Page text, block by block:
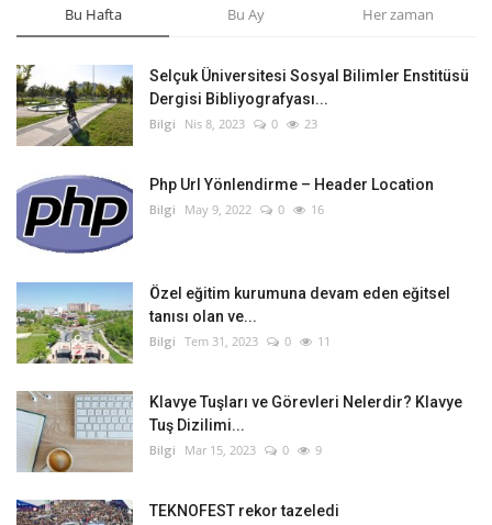
Bu Hafta Bu Ay Her zaman
Selçuk Üniversitesi Sosyal Bilimler Enstitüsü
Dergisi Bibliyografyası...
Bilgi Nis 8, 2023 0 23
Php Url Yönlendirme – Header Location
Bilgi May 9, 2022 0 16
Özel eğitim kurumuna devam eden eğitsel
tanısı olan ve...
Bilgi Tem 31, 2023 0 11
Klavye Tuşları ve Görevleri Nelerdir? Klavye
Tuş Dizilimi...
Bilgi Mar 15, 2023 0 9
TEKNOFEST rekor tazeledi